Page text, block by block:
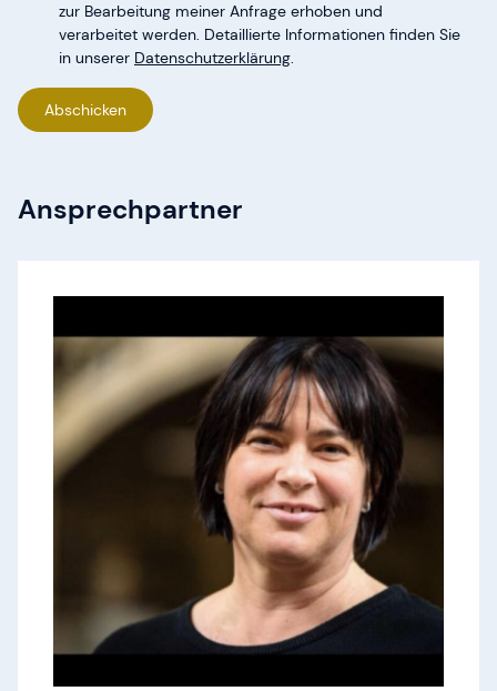
zur Bearbeitung meiner Anfrage erhoben und
verarbeitet werden. Detaillierte Informationen finden Sie
in unserer Datenschutzerklärung.
Abschicken
Ansprechpartner